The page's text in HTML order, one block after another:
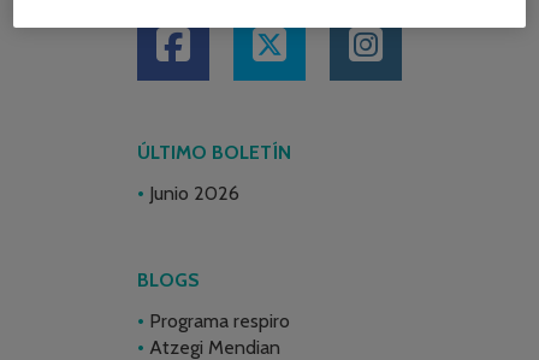
ÚLTIMO BOLETÍN
Junio 2026
BLOGS
Programa respiro
Atzegi Mendian